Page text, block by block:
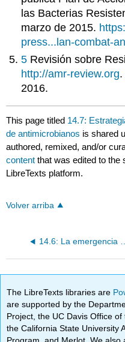
las Bacterias
marzo de 2015.
press...lan-combat-
5 Revisión sobre
http://amr-review.org
2016.
This page titled 14.7:
de antimicrobianos is shared
authored, remixed, and/or
content that was edited to the
LibreTexts platform.
Volver arriba
14.6: La
The LibreTexts libraries are
are supported by the
Project, the UC Davis Office
the California State University
Program, and Merlot. We also